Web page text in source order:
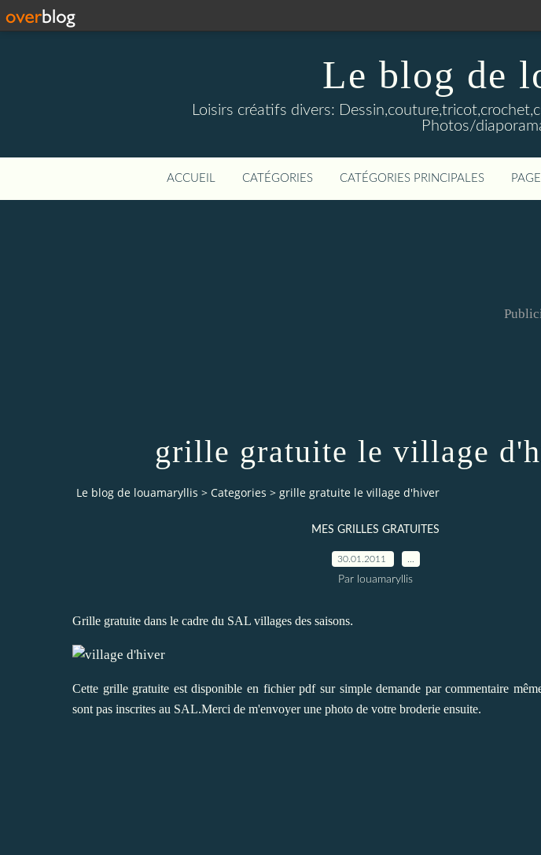
Le blog de
Loisirs créatifs divers:
Photos/
ACCUEIL CATÉGORIES CATÉGORIES PRINCIPALES
grille gratuite le village
Le blog de louamaryllis > Categories > grille gratuite le village d'hiver
MES GRILLES GRATUITES
30.01.2011
Par louamaryllis
Grille gratuite dans le cadre du SAL villages des saisons.
Cette grille gratuite est disponible en fichier pdf sur simple demande par commentaire
sont pas inscrites au SAL.Merci de m'envoyer une photo de votre broderie ensuite.